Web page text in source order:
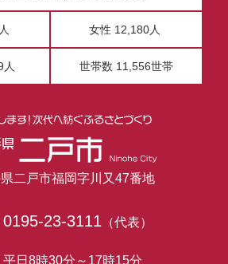
女性 12,180人
世帯数 11,556世帯
二戸市福岡字川又47番地
0195-23-3111 （代表）
平日8時30分～17時15分